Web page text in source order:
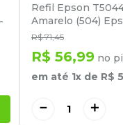
Refil Epson
Amarelo (504)
R$ 71,45
R$ 56,99 no
em até 1x de R$
＋
－